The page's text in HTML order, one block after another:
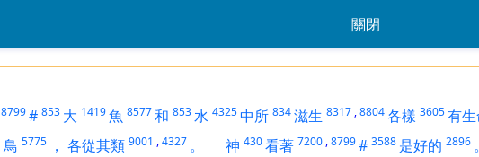
關閉
8799# 853 大 1419魚 8577和 853水 4325中所 834滋生 8317 ,8804各樣 3605有
鳥 5775 ， 各從其類 9001 ,4327 。 神 430看著 7200 ,8799# 3588 是好的 2896 。